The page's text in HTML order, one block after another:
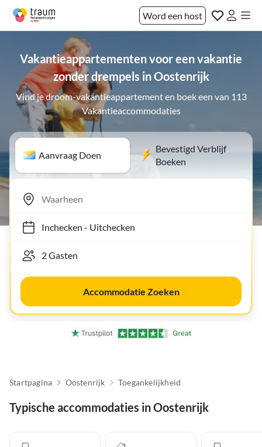
Word een host
Vakantieappartementen voor een vakantie
zonder drempels in Oostenrijk
Vind je droom-vakantieappartement en boek een van 113
Vakantieaccommodaties
Aanvraag Doen
Bevestigd Verblijf
Boeken
Inchecken- Uitchecken
Accommodatie Zoeken
Startpagina Oostenrijk Toegankelijkheid
Typische accommodaties in Oostenrijk